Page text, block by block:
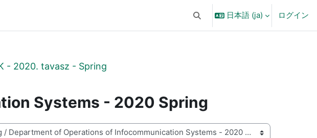
検索入力に切り替える
日本語 ‎(ja)‎ ログイン
- 2020. tavasz - Spring
Systems - 2020 Spring